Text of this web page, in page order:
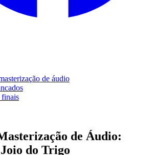
de áudio
finais
de Áudio:
do Trigo